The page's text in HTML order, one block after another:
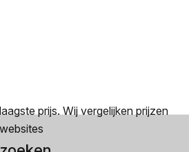
prijs. Wij vergelijken prijzen